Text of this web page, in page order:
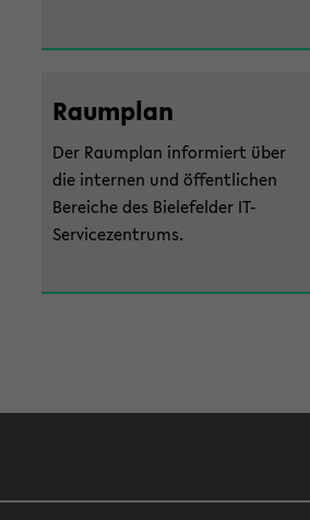
Raum­plan
Der Raum­plan in­for­miert über
die in­ter­nen und öf­fent­li­chen
Be­rei­che des Bie­le­fel­der IT-​
Servicezentrums.